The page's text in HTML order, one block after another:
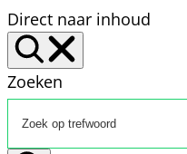
Direct naar inhoud
Zoeken